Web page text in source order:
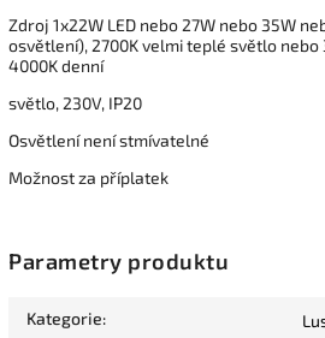
Zdroj 1x22W LED nebo 27W nebo 35W
osvětlení), 2700K velmi teplé světlo
4000K denní
světlo, 230V, IP20
Osvětlení není stmívatelné
Možnost za příplatek
Parametry produktu
Kategorie: